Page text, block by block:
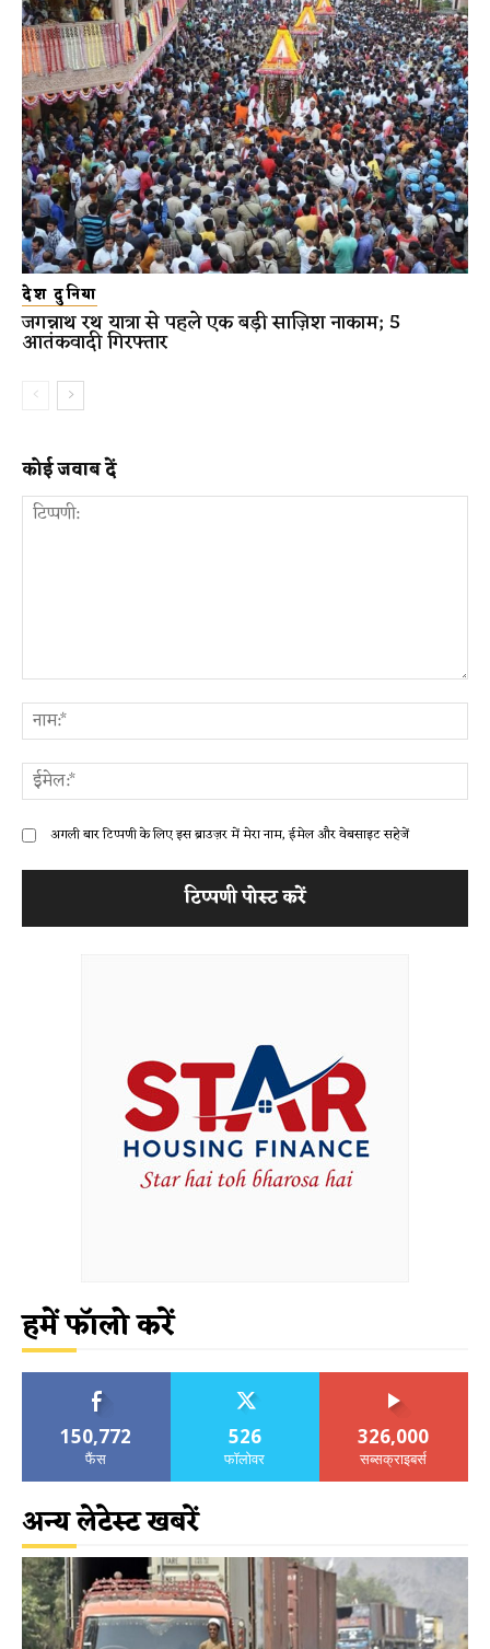
देश दुनिया
जगन्नाथ रथ यात्रा से पहले एक बड़ी साज़िश नाकाम; 5
आतंकवादी गिरफ्तार
कोई जवाब दें
अगली बार टिप्पणी के लिए इस ब्राउज़र में मेरा नाम, ईमेल और वेबसाइट सहेजें
हमें फॉलो करें
150,772
फैंस
526
फॉलोवर
326,000
सब्सक्राइबर्स
अन्य लेटेस्ट खबरें